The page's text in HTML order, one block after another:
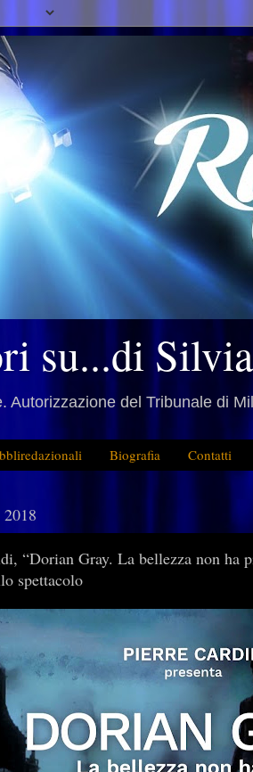
su...di
Autorizzazione del Tribunale di
Biografia Contatti
“Dorian Gray. La bellezza non ha
spettacolo